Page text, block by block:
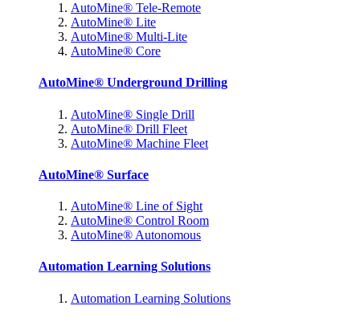
AutoMine® Tele-Remote
AutoMine® Lite
AutoMine® Multi-Lite
AutoMine® Core
AutoMine® Underground Drilling
AutoMine® Single Drill
AutoMine® Drill Fleet
AutoMine® Machine Fleet
AutoMine® Surface
AutoMine® Line of Sight
AutoMine® Control Room
AutoMine® Autonomous
Automation Learning Solutions
Automation Learning Solutions